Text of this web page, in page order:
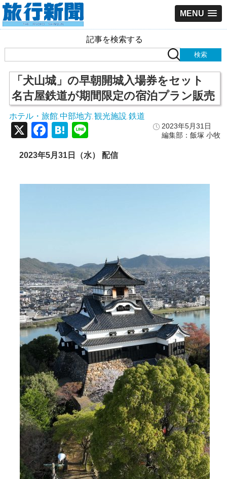
MENU
記事を検索する
「犬山城」の早朝開城入場券をセット
名古屋鉄道が期間限定の宿泊プラン販売
ホテル・旅館 中部地方 観光施設 鉄道
2023年5月31日
編集部：飯塚 小牧
X Facebook
Hatena
2023年5月31日（水） 配信